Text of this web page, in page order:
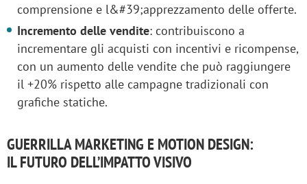
comprensione e l&#39;apprezzamento delle offerte.
Incremento delle vendite: contribuiscono a
incrementare gli acquisti con incentivi e ricompense,
con un aumento delle vendite che può raggiungere
il +20% rispetto alle campagne tradizionali con
grafiche statiche.
GUERRILLA MARKETING E MOTION DESIGN:
IL FUTURO DELL’IMPATTO VISIVO